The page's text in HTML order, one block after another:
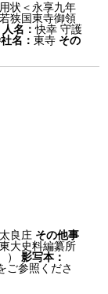
状＜永享九年
狭国東寺御領
人名：快幸 守護
名：東寺 その
太良庄 その他事
東大史料編纂所
影写本：
ご参照くださ